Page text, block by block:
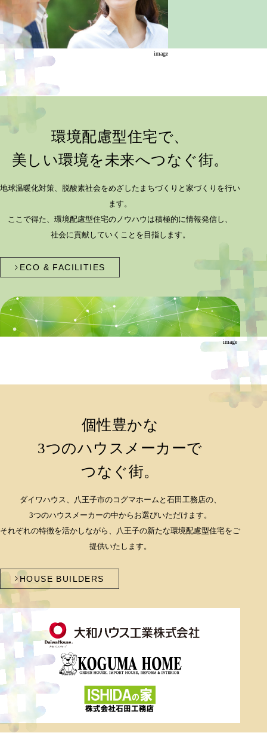
image
環境配慮型住宅で、
美しい環境を未来へつなぐ街。
地球温暖化対策、脱酸素社会をめざした まちづくりと家づくりを行い
ます。
ここで得た、環境配慮型住宅のノウハウは積極的に情報発信し、
社会に貢献していくことを目指します。
ECO & FACILITIES
image
個性豊かな
3つのハウスメーカーで
つなぐ街。
ダイワハウス、八王子市のコグマホームと石田工務店の、
3つのハウスメーカーの中からお選びいただけます。
それぞれの特徴を活かしながら、
八王子の新たな環境配慮型住宅をご
提供いたします。
HOUSE BUILDERS